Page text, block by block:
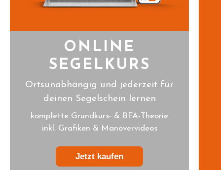
ONLINE
SEGELKURS
Ortsunabhängig und jederzeit für
deinen Segelschein lernen
komplette Grundkurs- & BFA-Theorie
inkl. Grafiken & Manövervideos
Jetzt kaufen